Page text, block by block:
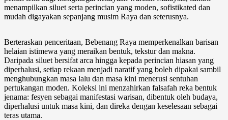
menampilkan siluet serta perincian yang moden, sofistikated dan
mudah digayakan sepanjang musim Raya dan seterusnya.
Berteraskan penceritaan, Bebenang Raya memperkenalkan barisan
helaian istimewa yang meraikan bentuk, tekstur dan makna.
Daripada siluet bersifat arca hingga kepada perincian hiasan yang
diperhalusi, setiap rekaan menjadi naratif yang boleh dipakai sambil
menghubungkan masa lalu dan masa kini menerusi sentuhan
pertukangan moden. Koleksi ini menzahirkan falsafah reka bentuk
jenama: fesyen sebagai manifestasi warisan, dibentuk oleh budaya,
diperhalusi untuk masa kini, dan direka dengan keselesaan sebagai
teras utama.